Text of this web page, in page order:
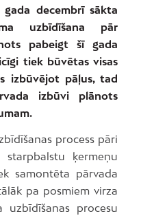
gada decembrī sākta
uzbīdīšana pār
pabeigt šī gada
tiek būvētas visas
izbūvējot pāļus, tad
izbūvi plānots
process pāri
starpbalstu ķermeņu
samontēta pārvada
pa posmiem virza
uzbīdīšanas procesu